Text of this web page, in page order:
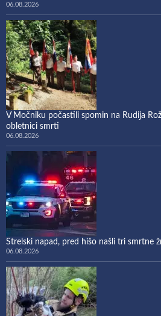
06.08.2026
V Močniku počastili spomin na Rudija
obletnici smrti
06.08.2026
Strelski napad, pred hišo našli tri smrtne
06.08.2026